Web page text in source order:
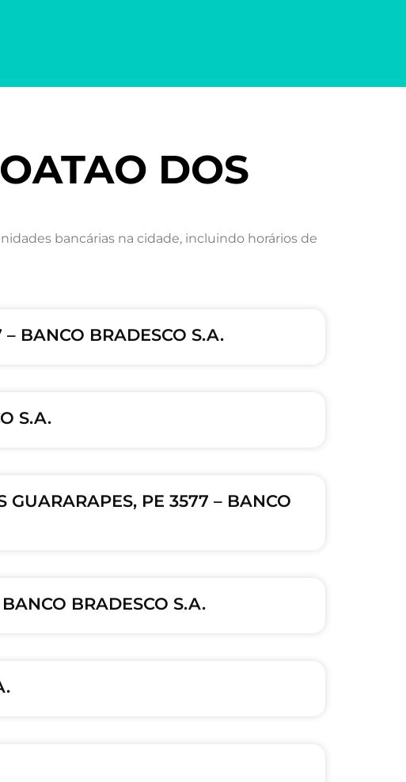
DOS
bancárias na cidade, incluindo horários de
BANCO BRADESCO S.A.
S.A.
PE 3577 – BANCO
BRADESCO S.A.